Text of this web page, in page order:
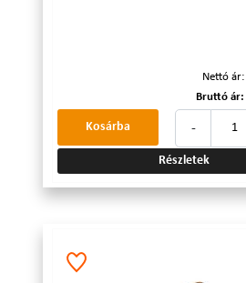
Nettó ár:
Bruttó ár:
-
Kosárba
Részletek